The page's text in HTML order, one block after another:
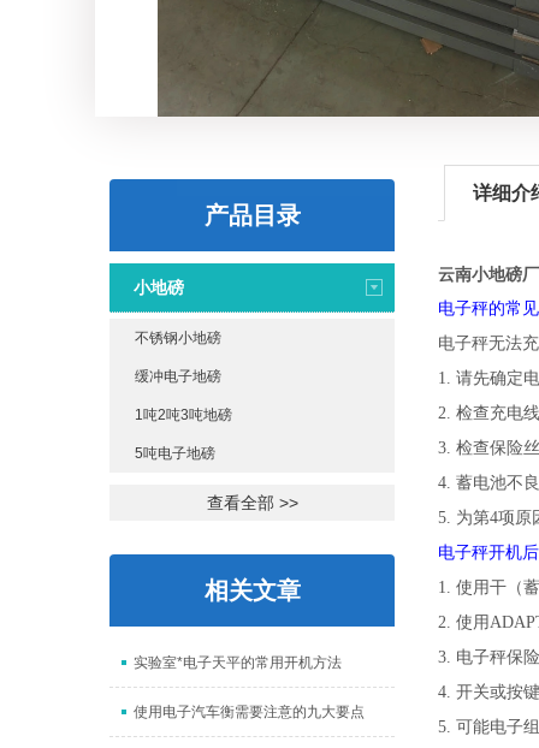
产品目录
小地磅
不锈钢小地磅
缓冲电子地磅
1吨2吨3吨地磅
5吨电子地磅
查看全部 >>
相关文章
实验室*电子天平的常用开机方法
使用电子汽车衡需要注意的九大要点
详细介
云南小地磅
电子秤的
电子秤无法
1. 请先确定
2. 检查充电
3. 检查保
4. 蓄电池
5. 为第4项
电子秤开
1. 使用干（
2. 使用
3. 电子秤
4. 开关或
5. 可能电